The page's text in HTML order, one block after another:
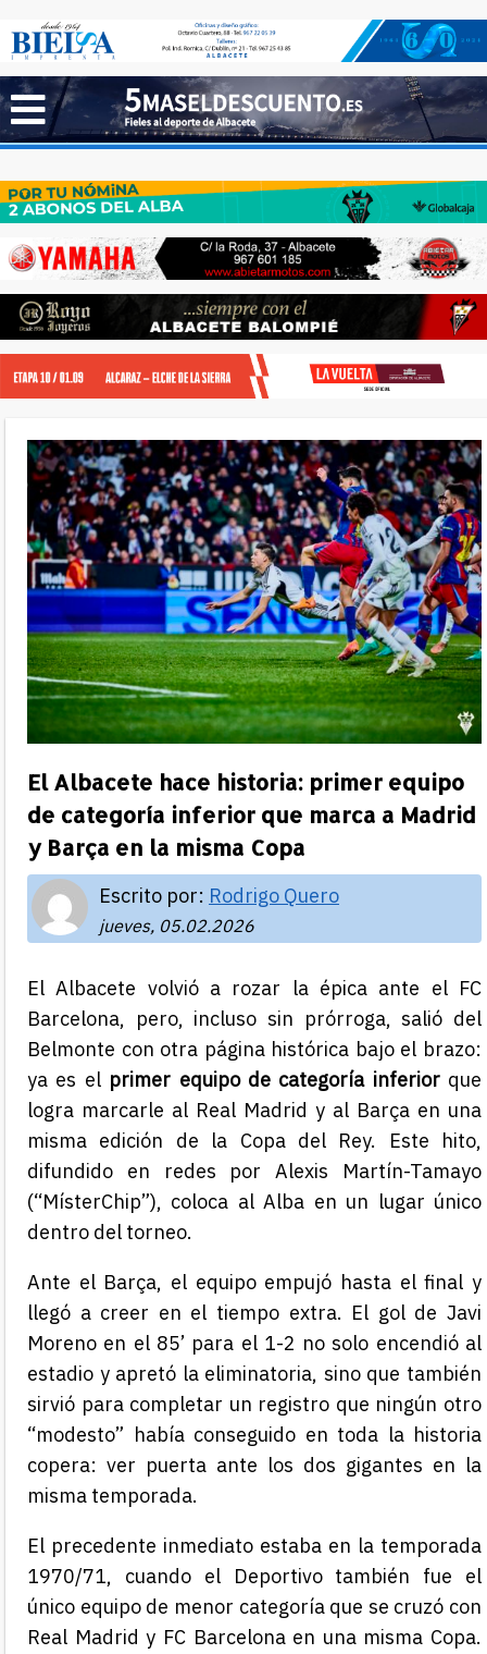
El Albacete hace historia: primer equipo
de categoría inferior que marca a Madrid
y Barça en la misma Copa
Escrito por: Rodrigo Quero
jueves, 05.02.2026
El Albacete volvió a rozar la épica ante el FC
Barcelona, pero, incluso sin prórroga, salió del
Belmonte con otra página histórica bajo el brazo:
ya es el primer equipo de categoría inferiorque
logra marcarle al Real Madrid y al Barça en una
misma edición de la Copa del Rey. Este hito,
difundido en redes por Alexis Martín-Tamayo
(“MísterChip”), coloca al Alba en un lugar único
dentro del torneo.
Ante el Barça, el equipo empujó hasta el final y
llegó a creer en el tiempo extra. El gol de Javi
Moreno en el 85’ para el 1-2 no solo encendió al
estadio y apretó la eliminatoria, sino que también
sirvió para completar un registro que ningún otro
“modesto” había conseguido en toda la historia
copera: ver puerta ante los dos gigantes en la
misma temporada.
El precedente inmediato estaba en la temporada
1970/71, cuando el Deportivo también fue el
único equipo de menor categoría que se cruzó con
Real Madrid y FC Barcelona en una misma Copa.